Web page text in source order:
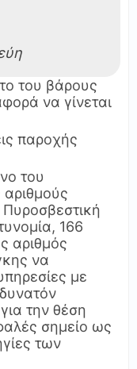
του βάρους
να γίνεται
παροχής
του
166
αριθμός
να
με
την θέση
σημείο ως
των